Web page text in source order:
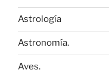
Astrología
Astronomía.
Aves.